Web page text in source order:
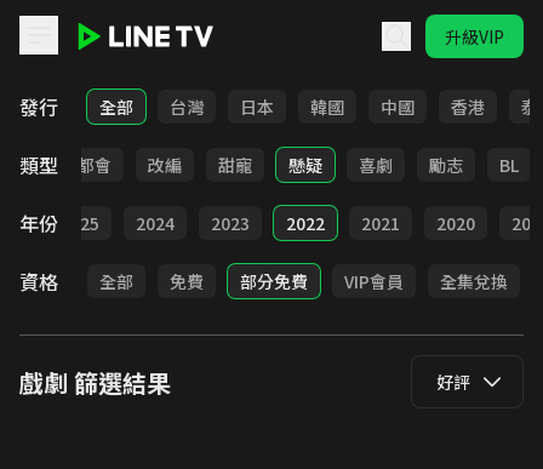
升級VIP
LINE TV - 戲劇
發行 全部 台灣 日本 韓國 中國 香港 泰
類型
愛情 都會 改編 甜寵 懸疑 喜劇 勵志 BL
年份 2025 2024 2023 2022 2021 2020
資格 全部 免費 部分免費 VIP會員 全集兌換
戲劇 篩選結果 好評